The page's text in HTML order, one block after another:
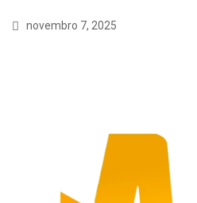
novembro 7, 2025